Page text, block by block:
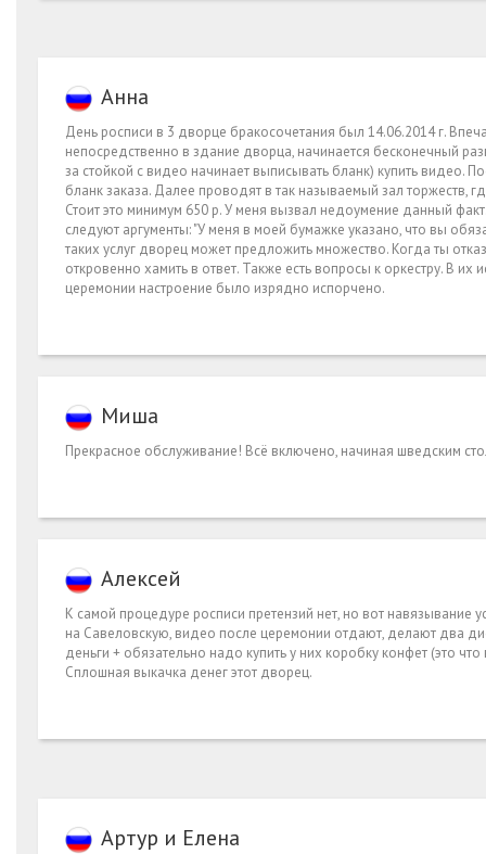
Анна
День росписи в 3 дворце бракосочетания был 14.06.2014 г.
непосредственно в здание дворца, начинается бесконечный
за стойкой с видео начинает выписывать бланк) купить видео.
бланк заказа. Далее проводят в так называемый зал торжеств,
Стоит это минимум 650 р. У меня вызвал недоумение данный
следуют аргументы: "У меня в моей бумажке указано, что вы
таких услуг дворец может предложить множество. Когда ты
откровенно хамить в ответ. Также есть вопросы к оркестру. В
церемонии настроение было изрядно испорчено.
Миша
Прекрасное обслуживание! Всё включено, начиная шведским
Алексей
К самой процедуре росписи претензий нет, но вот навязывание
на Савеловскую, видео после церемонии отдают, делают два
деньги + обязательно надо купить у них коробку конфет (это
Сплошная выкачка денег этот дворец.
Артур и Елена